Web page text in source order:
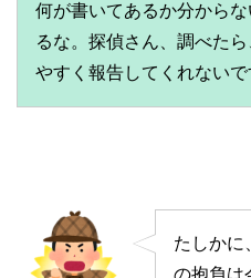
何が書いてあるか分から
るな。探偵さん、調べたら
やすく報告してくれないで
たしかに